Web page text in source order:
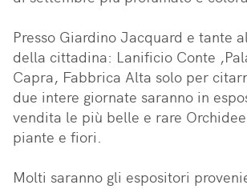
Presso Giardino Jacquard e tante
della cittadina: Lanificio Conte
Capra, Fabbrica Alta solo per
due intere giornate saranno in
vendita le più belle e rare
piante e fiori.
Molti saranno gli espositori